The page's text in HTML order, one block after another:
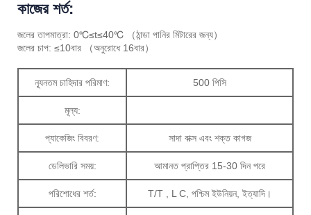
কাজের শর্ত:
জলের তাপমাত্রা: 0℃≤t≤40℃ （ঠান্ডা পানির মিটারের জন্য）
জলের চাপ: ≤10বার （অনুরোধে 16বার）
ন্যূনতম চাহিদার পরিমাণ: 500 পিসি
মূল্য:
প্যাকেজিং বিবরণ: সাদা বাক্স এবং শক্ত কাগজ
ডেলিভারি সময়: আমানত প্রাপ্তির 15-30 দিন পরে
পরিশোধের শর্ত: T/T , L C, পশ্চিম ইউনিয়ন, ইত্যাদি।